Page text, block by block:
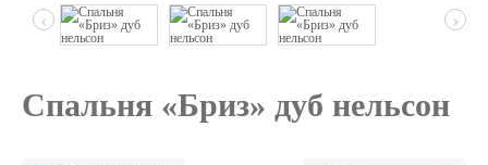
‹ ›
Спальня «Бриз» дуб нельсон